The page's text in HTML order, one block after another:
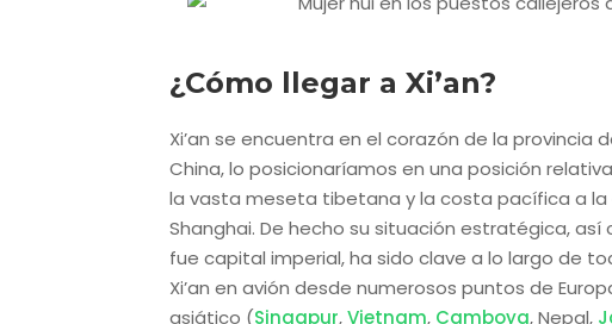
¿Cómo llegar a Xi’an?
Xi’an se encuentra en el corazón de la provincia
China, lo posicionaríamos en una posición
la vasta meseta tibetana y la costa pacífica a la
Shanghai. De hecho su situación estratégica,
fue capital imperial, ha sido clave a lo largo de
Xi’an en avión desde numerosos puntos de
asiático (Singapur,Vietnam, Camboya, Nepal,